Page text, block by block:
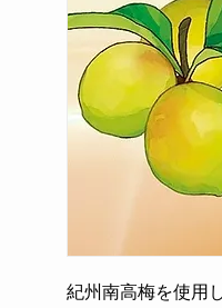
紀州南高梅を使用